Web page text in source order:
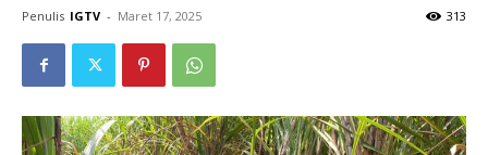
Penulis IGTV - Maret 17, 2025 313